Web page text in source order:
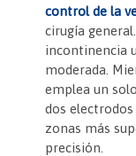
control de la
cirugía
incontinencia
moderada.
emplea un
dos
zonas más
precisión.